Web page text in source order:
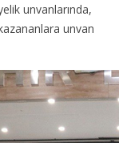
unvanlarında,
unvan